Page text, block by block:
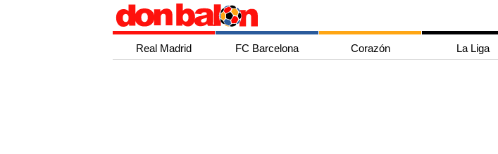
Real Madrid FC Barcelona Corazón La Liga